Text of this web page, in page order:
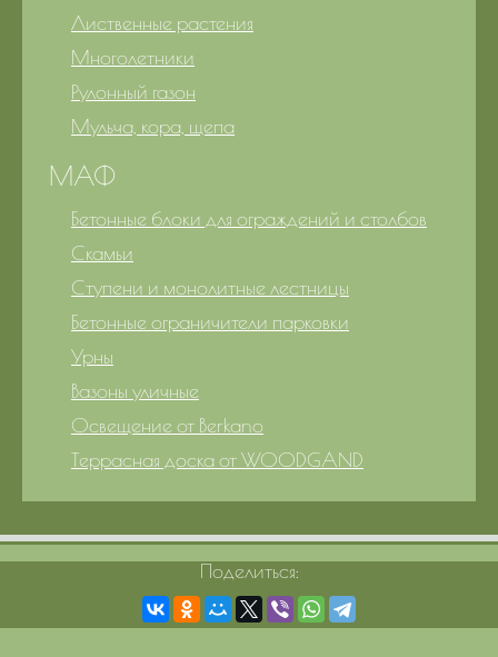
Лиственные растения
Многолетники
Рулонный газон
Мульча, кора, щепа
МАФ
Бетонные блоки для ограждений и столбов
Скамьи
Ступени и монолитные лестницы
Бетонные ограничители парковки
Урны
Вазоны уличные
Освещение от Berkano
Террасная доска от WOODGAND
Поделиться: